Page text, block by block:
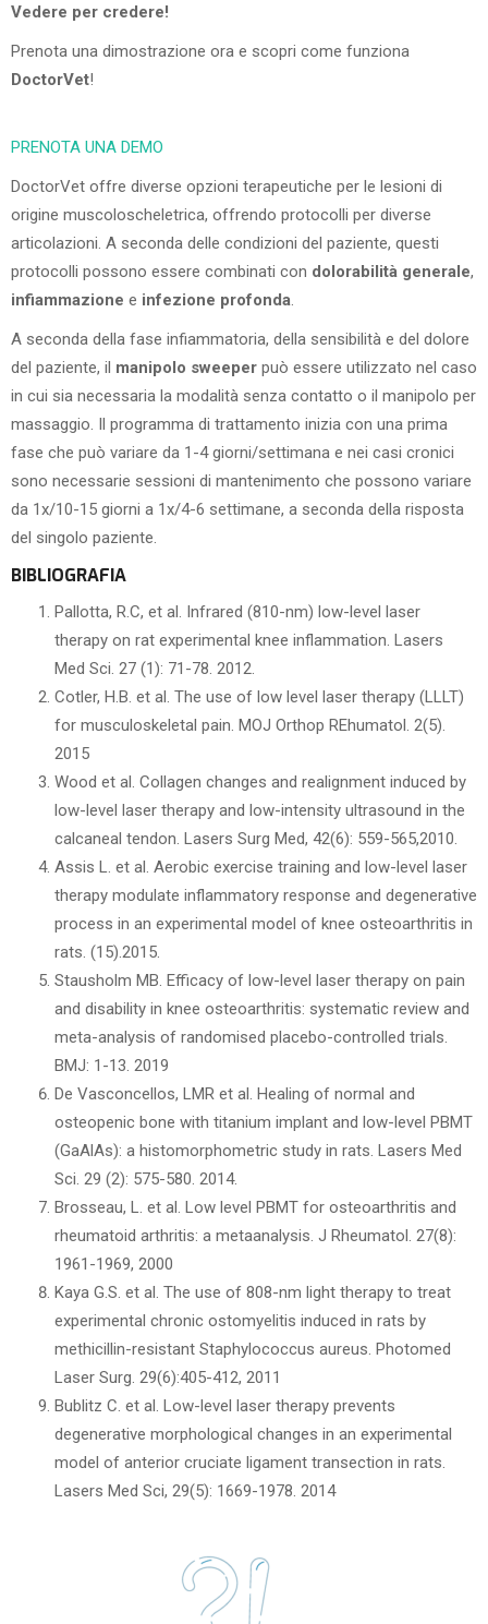
Vedere per credere!
Prenota una dimostrazione ora e scopri come funziona
DoctorVet!
PRENOTA UNA DEMO
DoctorVet offre diverse opzioni terapeutiche per le lesioni di
origine muscoloscheletrica, offrendo protocolli per diverse
articolazioni. A seconda delle condizioni del paziente, questi
protocolli possono essere combinati con dolorabilità generale,
infiammazione e infezione profonda.
A seconda della fase infiammatoria, della sensibilità e del dolore
del paziente, il manipolo sweeper può essere utilizzato nel caso
in cui sia necessaria la modalità senza contatto o il manipolo per
massaggio. Il programma di trattamento inizia con una prima
fase che può variare da 1-4 giorni/settimana e nei casi cronici
sono necessarie sessioni di mantenimento che possono variare
da 1x/10-15 giorni a 1x/4-6 settimane, a seconda della risposta
del singolo paziente.
BIBLIOGRAFIA
Pallotta, R.C, et al. Infrared (810-nm) low-level laser
therapy on rat experimental knee inflammation. Lasers
Med Sci. 27 (1): 71-78. 2012.
Cotler, H.B. et al. The use of low level laser therapy (LLLT)
for musculoskeletal pain. MOJ Orthop REhumatol. 2(5).
2015
Wood et al. Collagen changes and realignment induced by
low-level laser therapy and low-intensity ultrasound in the
calcaneal tendon. Lasers Surg Med, 42(6): 559-565,2010.
Assis L. et al. Aerobic exercise training and low-level laser
therapy modulate inflammatory response and degenerative
process in an experimental model of knee osteoarthritis in
rats. (15).2015.
Stausholm MB. Efficacy of low-level laser therapy on pain
and disability in knee osteoarthritis: systematic review and
meta-analysis of randomised placebo-controlled trials.
BMJ: 1-13. 2019
De Vasconcellos, LMR et al. Healing of normal and
osteopenic bone with titanium implant and low-level PBMT
(GaAlAs): a histomorphometric study in rats. Lasers Med
Sci. 29 (2): 575-580. 2014.
Brosseau, L. et al. Low level PBMT for osteoarthritis and
rheumatoid arthritis: a metaanalysis. J Rheumatol. 27(8):
1961-1969, 2000
Kaya G.S. et al. The use of 808-nm light therapy to treat
experimental chronic ostomyelitis induced in rats by
methicillin-resistant Staphylococcus aureus. Photomed
Laser Surg. 29(6):405-412, 2011
Bublitz C. et al. Low-level laser therapy prevents
degenerative morphological changes in an experimental
model of anterior cruciate ligament transection in rats.
Lasers Med Sci, 29(5): 1669-1978. 2014